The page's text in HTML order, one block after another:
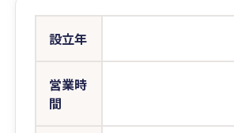
設立年
営業時
間